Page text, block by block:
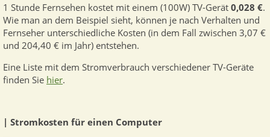
1 Stunde Fernsehen kostet mit einem (100W) TV-Gerät0,028 €.
Wie man an dem Beispiel sieht, können je nach Verhalten und
Fernseher unterschiedliche Kosten (in dem Fall zwischen 3,07 €
und 204,40 € im Jahr) entstehen.
Eine Liste mit dem Stromverbrauch verschiedener TV-Geräte
finden Sie hier.
| Stromkosten für einen Computer